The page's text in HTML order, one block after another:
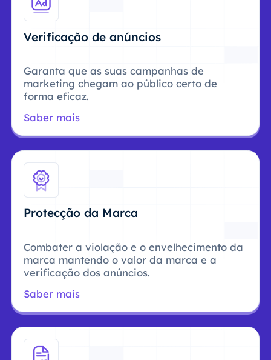
Verificação de anúncios
Garanta que as suas campanhas de
marketing chegam ao público certo de
forma eficaz.
Saber mais
Protecção da Marca
Combater a violação e o envelhecimento da
marca mantendo o valor da marca e a
verificação dos anúncios.
Saber mais